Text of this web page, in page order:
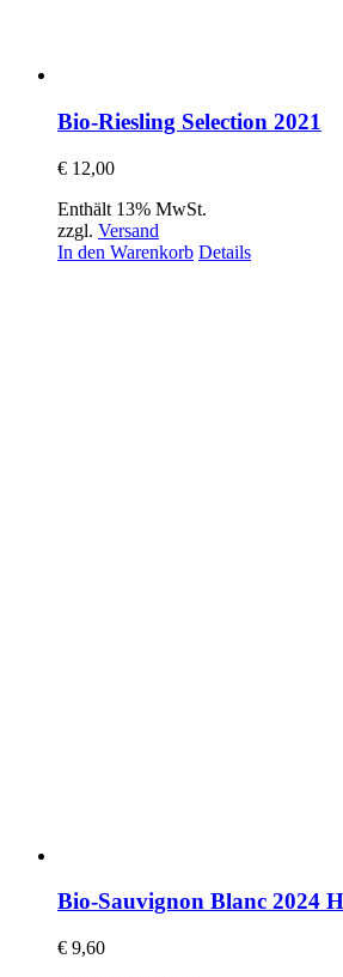
Bio-Riesling Selection 2021
€ 12,00
Enthält 13% MwSt.
zzgl. Versand
In den Warenkorb Details
Bio-Sauvignon Blanc 2024
€ 9,60